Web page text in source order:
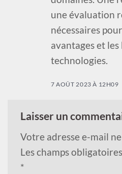
une évaluation
nécessaires
avantages et
technologies.
7 AOÛT 2023 À 12H09
Laisser un
Votre adresse e-mail
Les champs
*